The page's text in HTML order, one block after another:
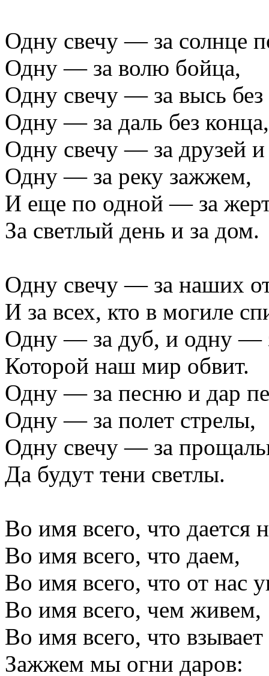
Одну свечу — за солнце
Одну — за волю бойца,
Одну свечу — за высь без
Одну — за даль без конца,
Одну свечу — за друзей
Одну — за реку зажжем,
И еще по одной — за
За светлый день и за дом.
Одну свечу — за наших
И за всех, кто в могиле
Одну — за дуб, и одну —
Которой наш мир обвит.
Одну — за песню и дар
Одну — за полет стрелы,
Одну свечу — за
Да будут тени светлы.
Во имя всего, что дается
Во имя всего, что даем,
Во имя всего, что от нас
Во имя всего, чем живем,
Во имя всего, что
Зажжем мы огни даров: